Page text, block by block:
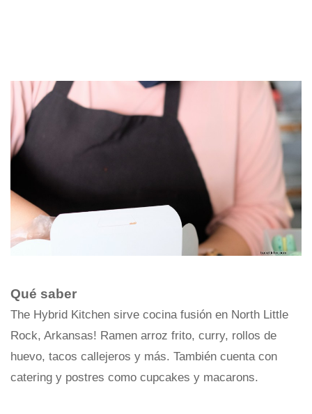
Qué saber
The Hybrid Kitchen sirve cocina fusión en North Little
Rock, Arkansas! Ramen arroz frito, curry, rollos de
huevo, tacos callejeros y más. También cuenta con
catering y postres como cupcakes y macarons.